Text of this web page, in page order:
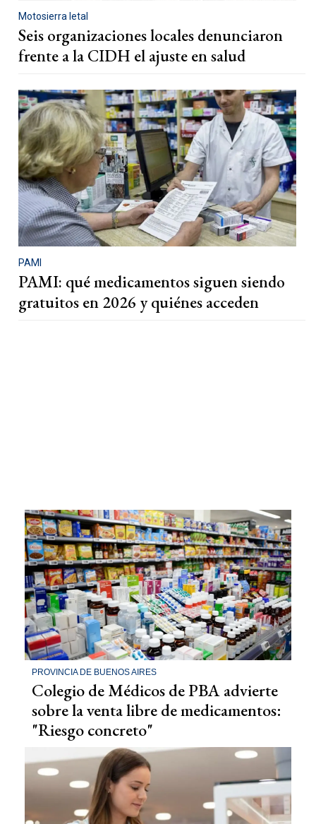
Motosierra letal
Seis organizaciones locales denunciaron
frente a la CIDH el ajuste en salud
PAMI
PAMI: qué medicamentos siguen siendo
gratuitos en 2026 y quiénes acceden
PROVINCIA DE BUENOS AIRES
Colegio de Médicos de PBA advierte
sobre la venta libre de medicamentos:
"Riesgo concreto"